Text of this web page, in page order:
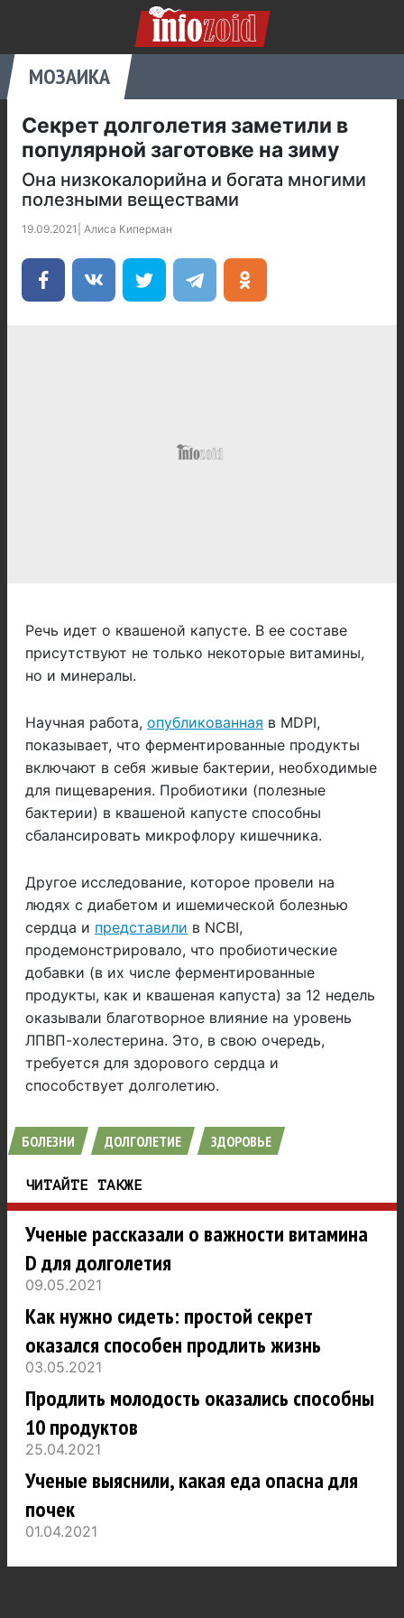
МОЗАИКА
Секрет долголетия заметили в
популярной заготовке на зиму
Она низкокалорийна и богата многими
полезными веществами
19.09.2021 Алиса Киперман
Речь идет о квашеной капусте. В ее составе
присутствуют не только некоторые витамины,
но и минералы.
Научная работа, опубликованная в MDPI,
показывает, что ферментированные продукты
включают в себя живые бактерии, необходимые
для пищеварения. Пробиотики (полезные
бактерии) в квашеной капусте способны
сбалансировать микрофлору кишечника.
Другое исследование, которое провели на
людях с диабетом и ишемической болезнью
сердца и представили в NCBI,
продемонстрировало, что пробиотические
добавки (в их числе ферментированные
продукты, как и квашеная капуста) за 12 недель
оказывали благотворное влияние на уровень
ЛПВП-холестерина. Это, в свою очередь,
требуется для здорового сердца и
способствует долголетию.
БОЛЕЗНИ ДОЛГОЛЕТИЕ ЗДОРОВЬЕ
ЧИТАЙТЕ ТАКЖЕ
Ученые рассказали о важности витамина
D для долголетия
09.05.2021
Как нужно сидеть: простой секрет
оказался способен продлить жизнь
03.05.2021
Продлить молодость оказались способны
10 продуктов
25.04.2021
Ученые выяснили, какая еда опасна для
почек
01.04.2021